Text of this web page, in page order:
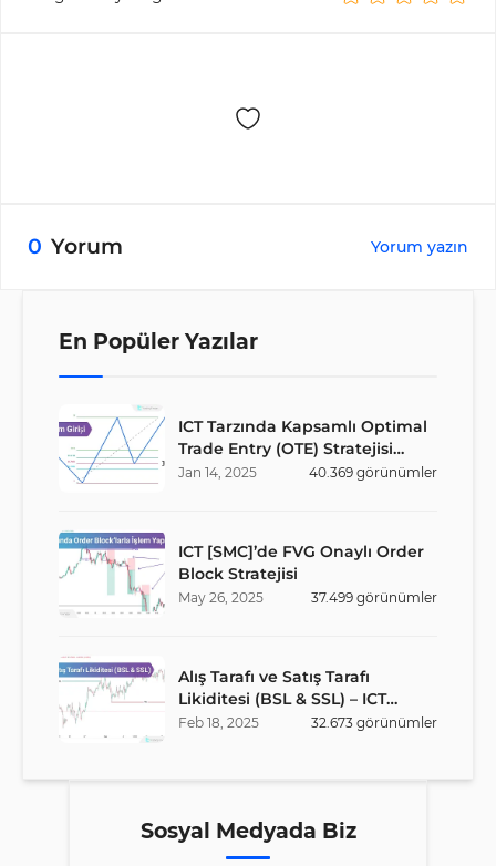
0 Yorum Yorum yazın
En Popüler Yazılar
ICT Tarzında Kapsamlı Optimal
Trade Entry (OTE) Stratejisi
Rehberi
Jan 14, 2025 40.369 görünümler
ICT [SMC]’de FVG Onaylı Order
Block Stratejisi
May 26, 2025 37.499 görünümler
Alış Tarafı ve Satış Tarafı
Likiditesi (BSL & SSL) – ICT
Stratejisi
Feb 18, 2025 32.673 görünümler
Sosyal Medyada Biz